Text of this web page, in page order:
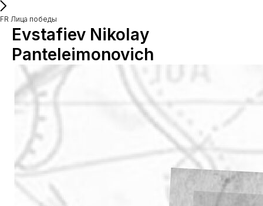
FR Лица победы
Evstafiev Nikolay
Panteleimonovich